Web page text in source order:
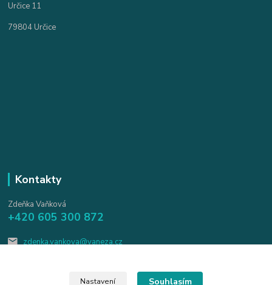
Určice 11
79804 Určice
Kontakty
Zdeňka Vaňková
+420 605 300 872
zdenka.vankova@vaneza.cz
Nastavení Souhlasím